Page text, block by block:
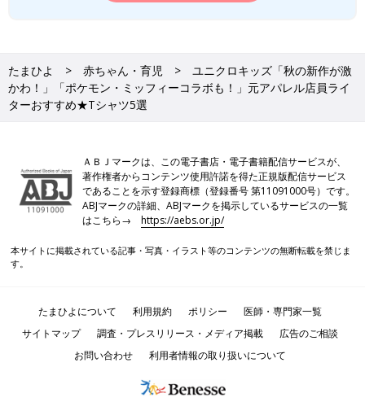
たまひよ 赤ちゃん・育児
ユニクロキッズ「秋の新作が激
かわ！」「ポケモン・ミッフィーコラボも！」元アパレル店員ライ
ターおすすめ★Tシャツ5選
ＡＢＪマークは、この電子書店・電子書籍配信サービスが、
著作権者からコンテンツ使用許諾を得た正規版配信サービス
であることを示す登録商標（登録番号 第11091000号）です。
ABJマークの詳細、ABJマークを掲示しているサービスの一覧
はこちら→https://aebs.or.jp/
本サイトに掲載されている記事・写真・イラスト等のコンテンツの無断転載を禁じま
す。
たまひよについて 利用規約 ポリシー
医師・専門家一覧
サイトマップ
調査・プレスリリース・メディア掲載
広告のご相談
お問い合わせ
利用者情報の取り扱いについて